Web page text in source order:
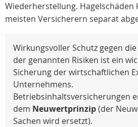
Wiederherstellung. Hagelschäden
meisten Versicherern separat
Wirkungsvoller Schutz gegen
der genannten Risiken ist ein
Sicherung der wirtschaftlichen
Unternehmens.
Betriebsinhaltsversicherungen
dem Neuwertprinzip(der
Sachen wird ersetzt).